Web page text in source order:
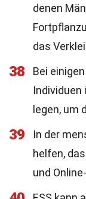
denen
das
38
Bei
Individuen
legen, um
39
In der
helfen,
und